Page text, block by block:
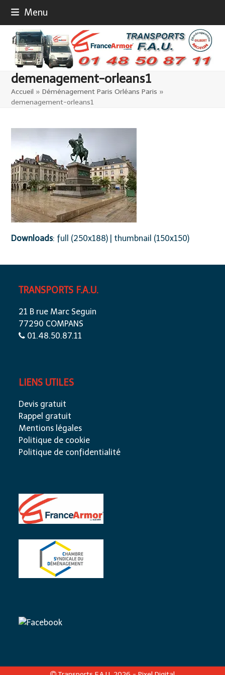
content
Menu
demenagement-orleans1
Accueil »Déménagement Paris Orléans Paris »
demenagement-orleans1
Downloads: full (250x188) thumbnail (150x150)
TRANSPORTS F.A.U.
21 B rue Marc Seguin
77290 COMPANS
01.48.50.87.11
LIENS UTILES
Devis gratuit
Rappel gratuit
Mentions légales
Politique de cookie
Politique de confidentialité